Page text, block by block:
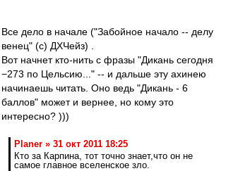
Все дело в начале ("Забойное начало -- делу
венец" (с) ДХЧейз) .
Вот начнет кто-нить с фразы "Дикань сегодня
−273 по Цельсию..." -- и дальше эту ахинею
начинаешь читать. Оно ведь "Дикань - 6
баллов" может и вернее, но кому это
интересно? )))
Planer » 31 окт 2011 18:25
Кто за Карпина, тот точно знает,что он не
самое главное вселенское зло.